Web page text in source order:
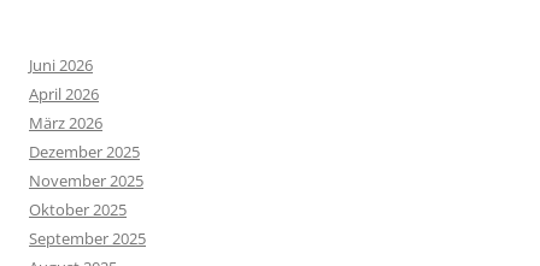
Juni 2026
April 2026
März 2026
Dezember 2025
November 2025
Oktober 2025
September 2025